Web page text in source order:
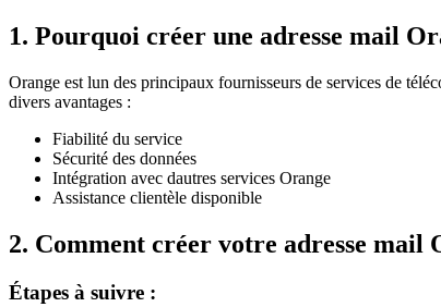
1. Pourquoi créer une adresse mail
Orange est lun des principaux fournisseurs de services de
divers avantages :
Fiabilité du service
Sécurité des données
Intégration avec dautres services Orange
Assistance clientèle disponible
2. Comment créer votre adresse mail
Étapes à suivre :